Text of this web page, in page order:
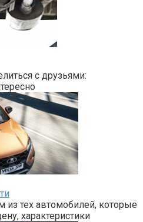
с друзьями:
из тех автомобилей, которые
характеристики